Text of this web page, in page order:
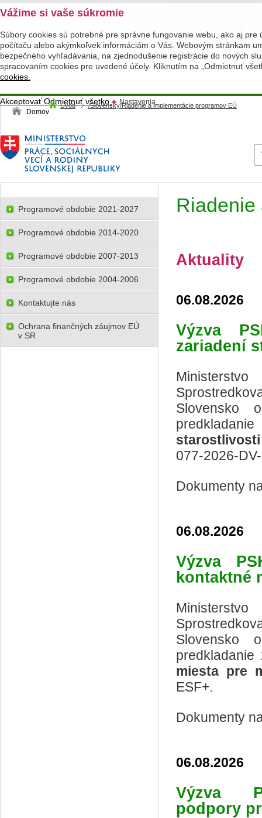
Vážime si vaše súkromie
Súbory cookies sú potrebné pre správne fungovanie webu, ako aj
počítaču alebo akýmkoľvek informáciám o Vás. Webovým stránkam
bezpečného vyhľadávania, na zjednodušenie registrácie do nových
spracovaním cookies pre uvedené účely. Kliknutím na „Odmietnuť
cookies.
AkceptovaťOdmietnuť všetko
Nastavenia
Domov
Úvod /Slovensky/Riadenie a implementácie programov EÚ
Riadenie
Aktuality
06.08.2026
Výzva
zariadení
Slovensko
077-2026-
Dokumenty
06.08.2026
Výzva
kontaktné
Slovensko
miesta pre
ESF+.
Dokumenty
06.08.2026
Výzva
podpory
Programové obdobie 2021-2027
Programové obdobie 2014-2020
Programové obdobie 2007-2013
Programové obdobie 2004-2006
Kontaktujte nás
Ochrana finančných záujmov EÚ
v SR